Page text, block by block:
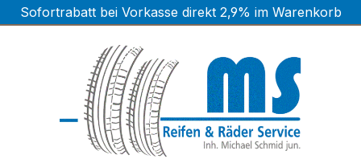
Zum Hauptinhalt springen
Sofortrabatt bei Vorkasse direkt 2,9% im Warenkorb